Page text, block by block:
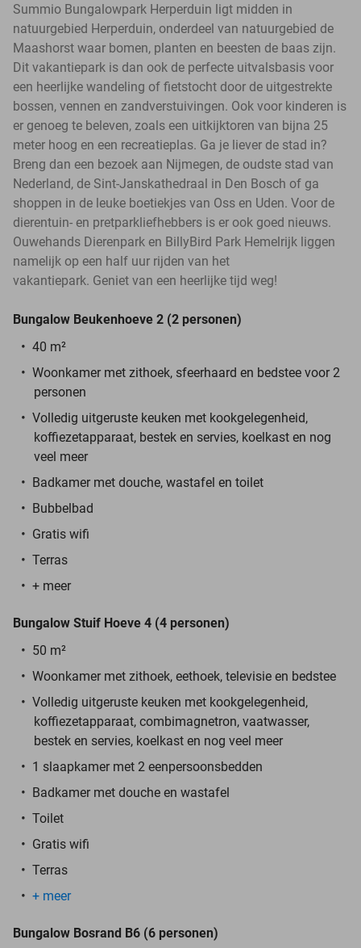
Summio Bungalowpark Herperduin ligt midden in
natuurgebied Herperduin, onderdeel van natuurgebied de
Maashorst waar bomen, planten en beesten de baas zijn.
Dit vakantiepark is dan ook de perfecte uitvalsbasis voor
een heerlijke wandeling of fietstocht door de uitgestrekte
bossen, vennen en zandverstuivingen. Ook voor kinderen is
er genoeg te beleven, zoals een uitkijktoren van bijna 25
meter hoog en een recreatieplas. Ga je liever de stad in?
Breng dan een bezoek aan Nijmegen, de oudste stad van
Nederland, de Sint-Janskathedraal in Den Bosch of ga
shoppen in de leuke boetiekjes van Oss en Uden. Voor de
dierentuin- en pretparkliefhebbers is er ook goed nieuws.
Ouwehands Dierenpark en BillyBird Park Hemelrijk liggen
namelijk op een half uur rijden van het
vakantiepark. Geniet van een heerlijke tijd weg!
Bungalow Beukenhoeve 2 (2 personen)
40 m²
Woonkamer met zithoek, sfeerhaard en bedstee voor 2
personen
Volledig uitgeruste keuken met kookgelegenheid,
koffiezetapparaat, bestek en servies, koelkast en nog
veel meer
Badkamer met douche, wastafel en toilet
Bubbelbad
Gratis wifi
Terras
+ meer
Bungalow Stuif Hoeve 4 (4 personen)
50 m²
Woonkamer met zithoek, eethoek, televisie en bedstee
Volledig uitgeruste keuken met kookgelegenheid,
koffiezetapparaat, combimagnetron, vaatwasser,
bestek en servies, koelkast en nog veel meer
1 slaapkamer met 2 eenpersoonsbedden
Badkamer met douche en wastafel
Toilet
Gratis wifi
Terras
+ meer
Bungalow Bosrand B6 (6 personen)